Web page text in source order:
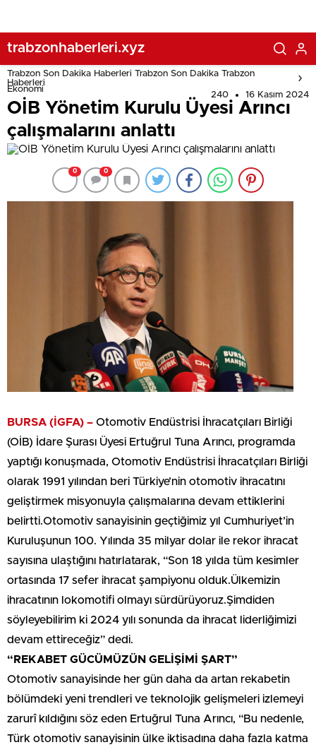
trabzonhaberleri.xyz
Trabzon Son Dakika Haberleri Trabzon Son Dakika Trabzon
Haberleri
Ekonomi
240 16 Kasım 2024
OİB Yönetim Kurulu Üyesi Arıncı
çalışmalarını anlattı
0 0
BURSA (İGFA) – Otomotiv Endüstrisi İhracatçıları Birliği
(OİB) İdare Şurası Üyesi Ertuğrul Tuna Arıncı, programda
yaptığı konuşmada, Otomotiv Endüstrisi İhracatçıları Birliği
olarak 1991 yılından beri Türkiye’nin otomotiv ihracatını
geliştirmek misyonuyla çalışmalarına devam ettiklerini
belirtti.Otomotiv sanayisinin geçtiğimiz yıl Cumhuriyet’in
Kuruluşunun 100. Yılında 35 milyar dolar ile rekor ihracat
sayısına ulaştığını hatırlatarak, “Son 18 yılda tüm kesimler
ortasında 17 sefer ihracat şampiyonu olduk.Ülkemizin
ihracatının lokomotifi olmayı sürdürüyoruz.Şimdiden
söyleyebilirim ki 2024 yılı sonunda da ihracat liderliğimizi
devam ettireceğiz” dedi.
“REKABET GÜCÜMÜZÜN GELİŞİMİ ŞART”
Otomotiv sanayisinde her gün daha da artan rekabetin
bölümdeki yeni trendleri ve teknolojik gelişmeleri izlemeyi
zarurî kıldığını söz eden Ertuğrul Tuna Arıncı, “Bu nedenle,
Türk otomotiv sanayisinin ülke iktisadına daha fazla katma